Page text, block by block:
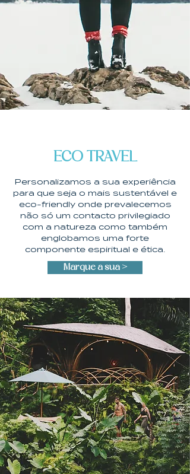
ECO TRAVEL
Personalizamos a sua experiência
para que seja o mais sustentável e
eco-friendly onde prevalecemos
não só um contacto privilegiado
com a natureza como também
englobamos uma forte
componente espiritual e ética.
Marque a sua >